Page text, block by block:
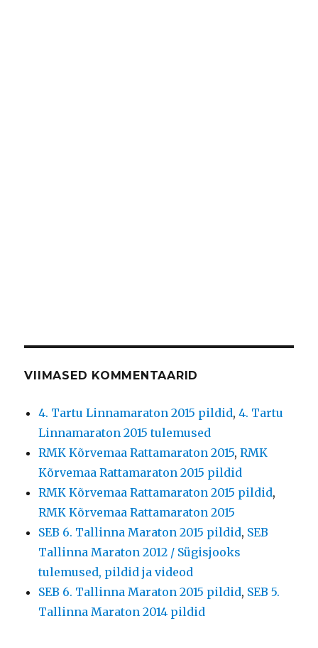
VIIMASED KOMMENTAARID
4. Tartu Linnamaraton 2015 pildid,4. Tartu
Linnamaraton 2015 tulemused
RMK Kõrvemaa Rattamaraton 2015,RMK
Kõrvemaa Rattamaraton 2015 pildid
RMK Kõrvemaa Rattamaraton 2015 pildid,
RMK Kõrvemaa Rattamaraton 2015
SEB 6. Tallinna Maraton 2015 pildid, SEB
Tallinna Maraton 2012 / Sügisjooks
tulemused, pildid ja videod
SEB 6. Tallinna Maraton 2015 pildid, SEB 5.
Tallinna Maraton 2014 pildid